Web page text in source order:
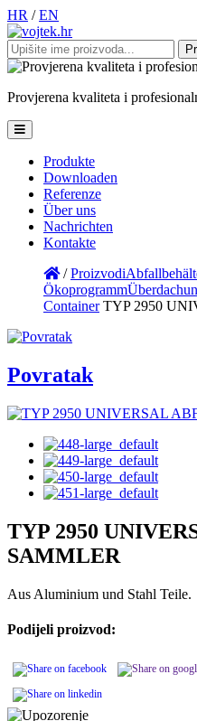
HR / EN
Pretraži:
Provjerena kvaliteta i
Produkte
Downloaden
Referenze
Über uns
Nachrichten
Kontakte
/Proizvodi
Ökoprogramm
Container TYP 2950
Povratak
TYP 2950
SAMMLER
Aus Aluminium und Stahl Teile.
Podijeli proizvod: